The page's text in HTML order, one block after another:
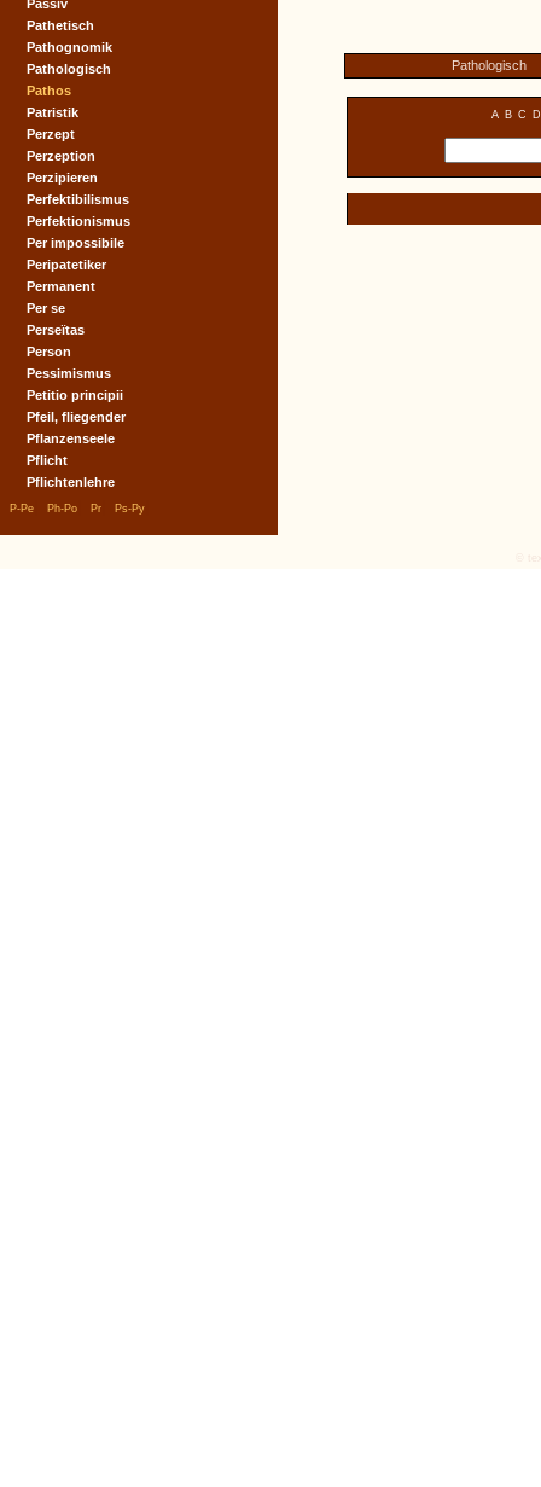
Pathologisch
A B C D
Passiv
Pathetisch
Pathognomik
Pathologisch
Pathos
Patristik
Perzept
Perzeption
Perzipieren
Perfektibilismus
Perfektionismus
Per impossibile
Peripatetiker
Permanent
Per se
Perseïtas
Person
Pessimismus
Petitio principii
Pfeil, fliegender
Pflanzenseele
Pflicht
Pflichtenlehre
P-Pe Ph-Po Pr Ps-Py